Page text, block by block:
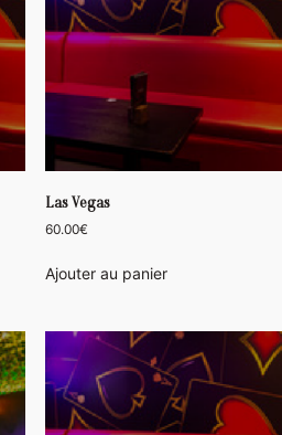
Las Vegas
60.00€
Ajouter au panier